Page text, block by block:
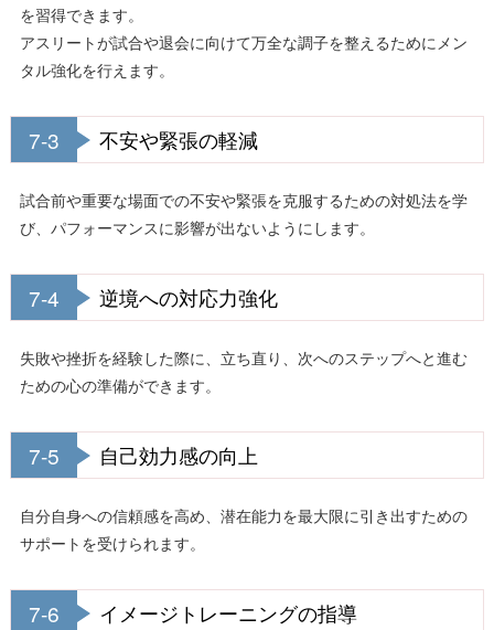
を習得できます。
アスリートが試合や退会に向けて万全な調子を整えるためにメン
タル強化を行えます。
7-3 不安や緊張の軽減
試合前や重要な場面での不安や緊張を克服するための対処法を学
び、パフォーマンスに影響が出ないようにします。
7-4 逆境への対応力強化
失敗や挫折を経験した際に、立ち直り、次へのステップへと進む
ための心の準備ができます。
7-5 自己効力感の向上
自分自身への信頼感を高め、潜在能力を最大限に引き出すための
サポートを受けられます。
7-6 イメージトレーニングの指導